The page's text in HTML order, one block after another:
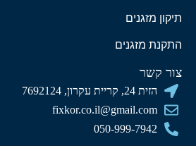
תיקון מזגנים
התקנת מזגנים
צור קשר
הזית 24, קריית עקרון, 7692124
fixkor.co.il@gmail.com
050-999-7942